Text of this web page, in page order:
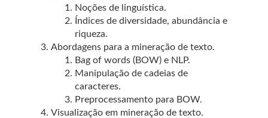
Noções de linguística.
Índices de diversidade, abundância e
riqueza.
Abordagens para a mineração de texto.
Bag of words (BOW) e NLP.
Manipulação de cadeias de
caracteres.
Preprocessamento para BOW.
Visualização em mineração de texto.